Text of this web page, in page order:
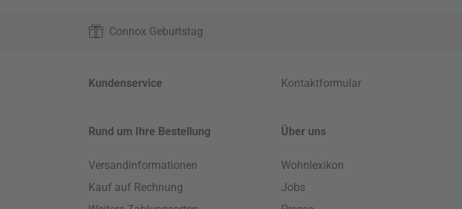
Connox Geburtstag
Kundenservice Kontaktformular
Rund um Ihre Bestellung
Versandinformationen
Kauf auf Rechnung
Über uns
Wohnlexikon
Jobs